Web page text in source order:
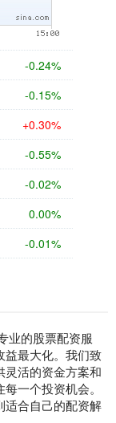
-0.24%
-0.15%
+0.30%
-0.55%
-0.02%
0.00%
-0.01%
业的股票配资服
益最大化。我们致
灵活的资金方案和
一个投资机会。
适合自己的配资解